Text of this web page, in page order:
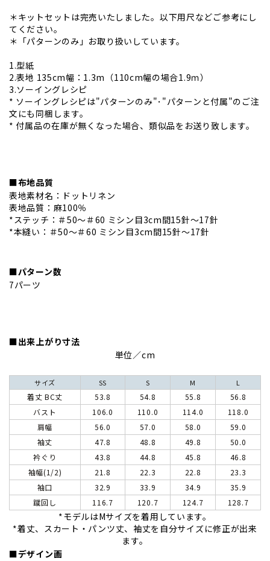
＊キットセットは完売いたしました。以下用尺などご参考にし
てください。
＊「パターンのみ」お取り扱いしています。
1.型紙
2.表地 135cm幅：1.3m（110cm幅の場合1.9ｍ）
3.ソーイングレシピ
* ソーイングレシピは"パターンのみ"･"パターンと付属"のご注
文にも同梱します。
* 付属品の在庫が無くなった場合、類似品をお送り致します。
■布地品質
表地素材名：ドットリネン
表地品質：麻100％
*ステッチ：＃50～＃60 ミシン目3cm間15針～17針
*本縫い：＃50～＃60 ミシン目3cm間15針～17針
■パターン数
7パーツ
■出来上がり寸法
単位／cm
サイズ SS S M L
着丈 BC丈 53.8 54.8 55.8
56.8
バスト
106.0 110.0 114.0
118.0
肩幅
56.0 57.0 58.0
59.0
袖丈
47.8 48.8 49.8
50.0
衿ぐり
43.8 44.8 45.8
46.8
袖幅(1/2)
21.8 22.3 22.8
23.3
袖口
32.9 33.9 34.9
35.9
蹴回し
116.7 120.7 124.7 128.7
*モデルはMサイズを着用しています。
*着丈、スカート・パンツ丈、袖丈を自分サイズに修正が出来
ます。
■デザイン画